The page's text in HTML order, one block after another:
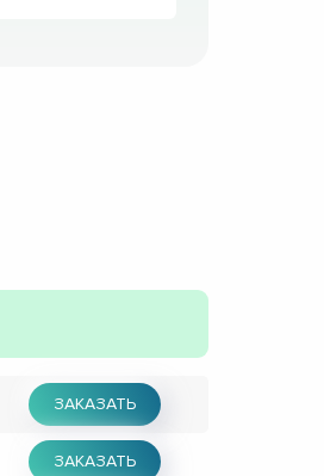
ЗАКАЗАТЬ
ЗАКАЗАТЬ